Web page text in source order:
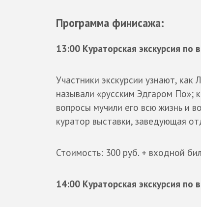
Программа финисажа:
13:00 Кураторская экскурсия по
Участники экскурсии узнают,
называли «русским Эдгаром По»;
вопросы мучили его всю жизнь и
куратор выставки, заведующая
Стоимость: 300 руб. + входной
14:00 Кураторская экскурсия по